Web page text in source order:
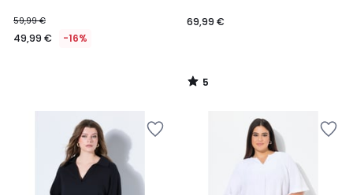
59,99 €
49,99 € -16%
69,99 €
5
/